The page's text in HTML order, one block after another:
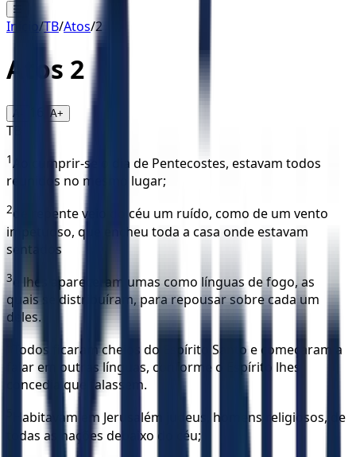
☰
Início/TB/Atos/2
Atos 2
A- A+
TB
1Ao cumprir-se o dia de Pentecostes, estavam todos
reunidos no mesmo lugar;
2de repente veio do céu um ruído, como de um vento
impetuoso, que encheu toda a casa onde estavam
sentados
3e lhes apareceram umas como línguas de fogo, as
quais se distribuíram, para repousar sobre cada um
deles.
Todos ficaram cheios do Espírito Santo e começaram a
falar em outras línguas, conforme o Espírito lhes
concedia que falassem.
Habitavam em Jerusalém judeus, homens religiosos, de
todas as nações debaixo do céu;